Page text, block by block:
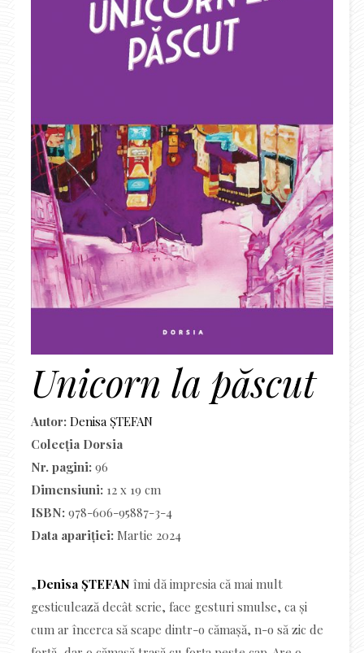
Unicorn la păscut
Autor: Denisa ȘTEFAN
Colecția Dorsia
Nr. pagini: 96
Dimensiuni: 12 x 19 cm
ISBN: 978-606-95887-3-4
Data apariției: Martie 2024
„Denisa ȘTEFAN îmi dă impresia că mai mult
gesticulează decât scrie, face gesturi smulse, ca și
cum ar încerca să scape dintr-o cămașă, n-o să zic de